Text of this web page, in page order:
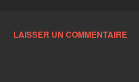
LAISSER UN COMMENTAIRE